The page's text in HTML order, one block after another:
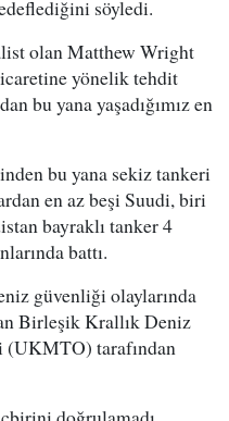
söyledi.
olan Matthew Wright
yönelik tehdit
bu yana yaşadığımız en
bu yana sekiz tankeri
en az beşi Suudi, biri
bayraklı tanker 4
battı.
güvenliği olaylarında
Birleşik Krallık Deniz
(UKMTO) tarafından